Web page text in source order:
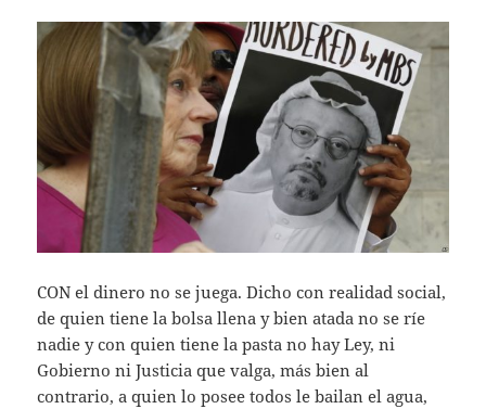
CON el dinero no se juega. Dicho con realidad social,
de quien tiene la bolsa llena y bien atada no se ríe
nadie y con quien tiene la pasta no hay Ley, ni
Gobierno ni Justicia que valga, más bien al
contrario, a quien lo posee todos le bailan el agua,